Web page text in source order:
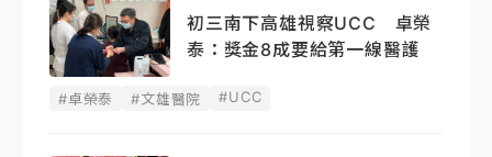
初三南下高雄視察UCC 卓榮
泰：獎金8成要給第一線醫護
#卓榮泰 #文雄醫院 #UCC